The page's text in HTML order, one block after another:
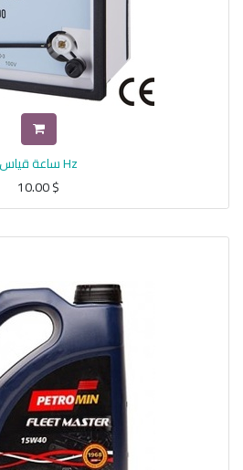
Hz ساعة قياس
$
10.00